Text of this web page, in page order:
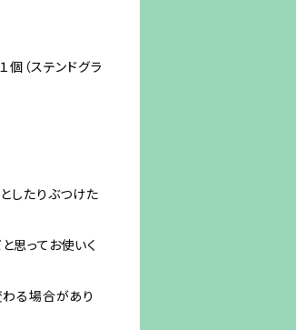
（ステンドグラ
したりぶつけた
思ってお使いく
わる場合があり